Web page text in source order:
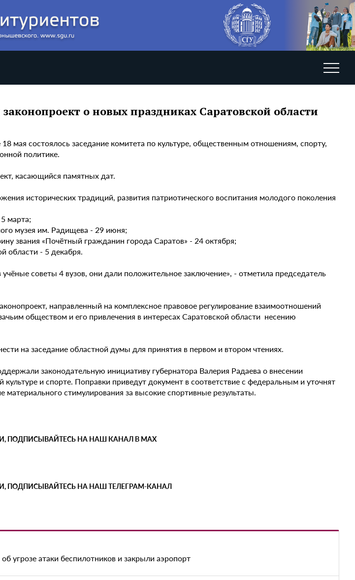
о новых праздниках Саратовской области
мая состоялось заседание комитета по культуре, общественным отношениям, спорту,
политике.
касающийся памятных дат.
исторических традиций, развития патриотического воспитания молодого поколения
марта;
музея им. Радищева - 29 июня;
звания «Почётный гражданин города Саратов» - 24 октября;
области - 5 декабря.
советы 4 вузов, они дали положительное заключение», - отметила председатель
направленный на комплексное правовое регулирование взаимоотношений
обществом и его привлечения в интересах Саратовской области несению
на заседание областной думы для принятия в первом и втором чтениях.
законодательную инициативу губернатора Валерия Радаева о внесении
культуре и спорте. Поправки приведут документ в соответствие с федеральным и уточнят
материального стимулирования за высокие спортивные результаты.
ПОДПИСЫВАЙТЕСЬ НА НАШ КАНАЛ В MAX
ПОДПИСЫВАЙТЕСЬ НА НАШ ТЕЛЕГРАМ-КАНАЛ
угрозе атаки беспилотников и закрыли аэропорт